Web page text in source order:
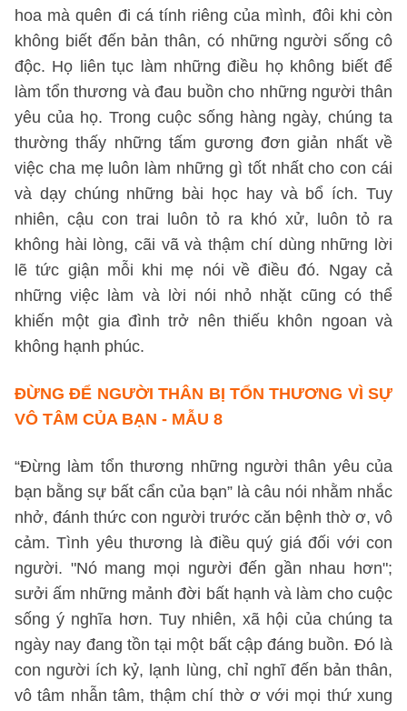
hoa mà quên đi cá tính riêng của mình, đôi khi còn
không biết đến bản thân, có những người sống cô
độc. Họ liên tục làm những điều họ không biết để
làm tổn thương và đau buồn cho những người thân
yêu của họ. Trong cuộc sống hàng ngày, chúng ta
thường thấy những tấm gương đơn giản nhất về
việc cha mẹ luôn làm những gì tốt nhất cho con cái
và dạy chúng những bài học hay và bổ ích. Tuy
nhiên, cậu con trai luôn tỏ ra khó xử, luôn tỏ ra
không hài lòng, cãi vã và thậm chí dùng những lời
lẽ tức giận mỗi khi mẹ nói về điều đó. Ngay cả
những việc làm và lời nói nhỏ nhặt cũng có thể
khiến một gia đình trở nên thiếu khôn ngoan và
không hạnh phúc.
ĐỪNG ĐỂ NGƯỜI THÂN BỊ TỔN THƯƠNG VÌ SỰ
VÔ TÂM CỦA BẠN - MẪU 8
“Đừng làm tổn thương những người thân yêu của
bạn bằng sự bất cẩn của bạn” là câu nói nhằm nhắc
nhở, đánh thức con người trước căn bệnh thờ ơ, vô
cảm. Tình yêu thương là điều quý giá đối với con
người. "Nó mang mọi người đến gần nhau hơn";
sưởi ấm những mảnh đời bất hạnh và làm cho cuộc
sống ý nghĩa hơn. Tuy nhiên, xã hội của chúng ta
ngày nay đang tồn tại một bất cập đáng buồn. Đó là
con người ích kỷ, lạnh lùng, chỉ nghĩ đến bản thân,
vô tâm nhẫn tâm, thậm chí thờ ơ với mọi thứ xung